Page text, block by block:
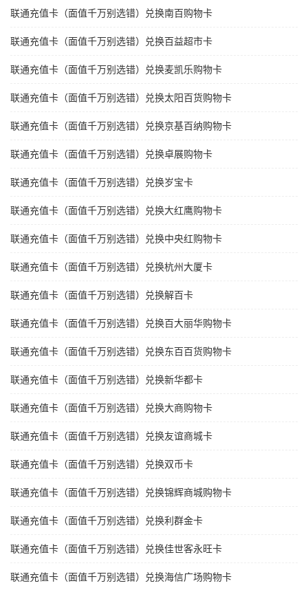
联通充值卡（面值千万别选错）兑换南百购物卡
联通充值卡（面值千万别选错）兑换百益超市卡
联通充值卡（面值千万别选错）兑换麦凯乐购物卡
联通充值卡（面值千万别选错）兑换太阳百货购物卡
联通充值卡（面值千万别选错）兑换京基百纳购物卡
联通充值卡（面值千万别选错）兑换卓展购物卡
联通充值卡（面值千万别选错）兑换岁宝卡
联通充值卡（面值千万别选错）兑换大红鹰购物卡
联通充值卡（面值千万别选错）兑换中央红购物卡
联通充值卡（面值千万别选错）兑换杭州大厦卡
联通充值卡（面值千万别选错）兑换解百卡
联通充值卡（面值千万别选错）兑换百大丽华购物卡
联通充值卡（面值千万别选错）兑换东百百货购物卡
联通充值卡（面值千万别选错）兑换新华都卡
联通充值卡（面值千万别选错）兑换大商购物卡
联通充值卡（面值千万别选错）兑换友谊商城卡
联通充值卡（面值千万别选错）兑换双币卡
联通充值卡（面值千万别选错）兑换锦辉商城购物卡
联通充值卡（面值千万别选错）兑换利群金卡
联通充值卡（面值千万别选错）兑换佳世客永旺卡
联通充值卡（面值千万别选错）兑换海信广场购物卡